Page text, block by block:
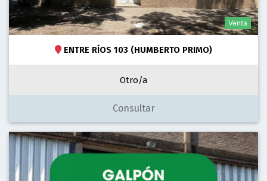
Venta
ENTRE RÍOS 103 (HUMBERTO PRIMO)
Otro/a
Consultar